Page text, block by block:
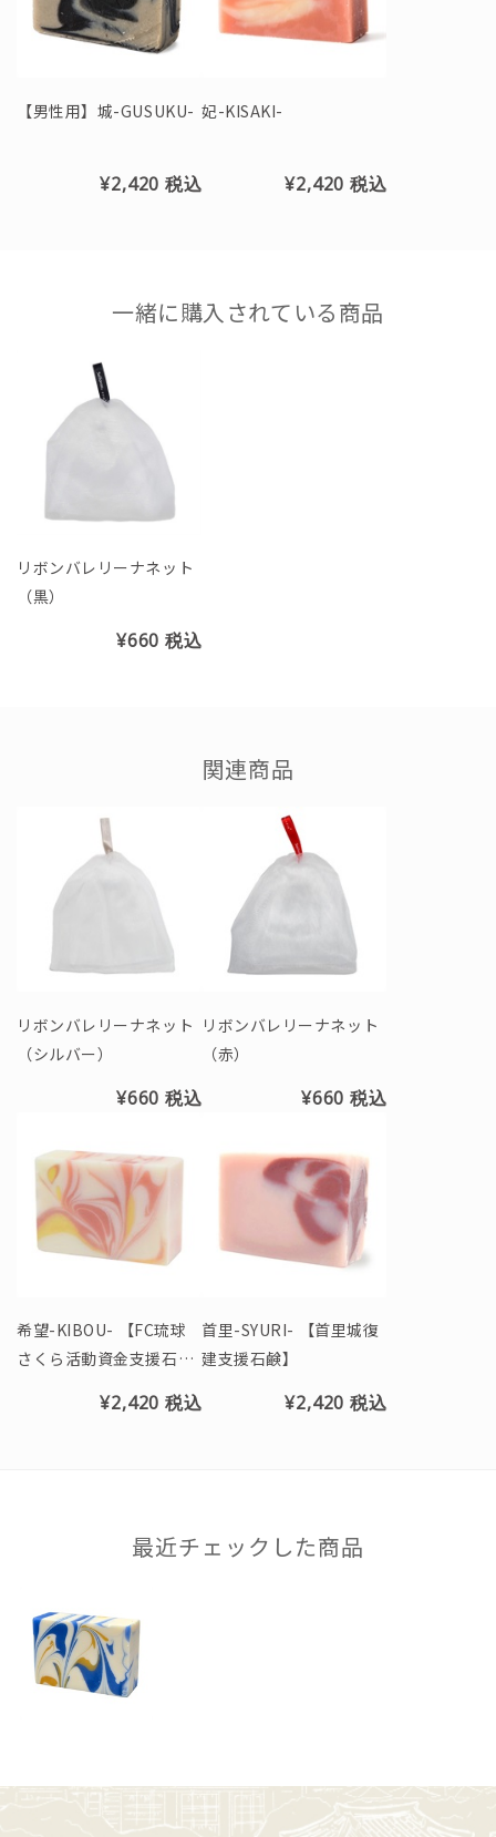
【男性用】城-GUSUKU-
¥2,420税込
妃-KISAKI-
¥2,420税込
一緒に購入されている商品
リボンバレリーナネット
（黒）
¥660税込
関連商品
リボンバレリーナネット
（シルバー）
¥660税込
リボンバレリーナネット
（赤）
¥660税込
希望-KIBOU- 【FC琉球
さくら活動資金支援石
¥2,420税込
首里-SYURI- 【首里城復
建支援石鹸】
¥2,420税込
最近チェックした商品